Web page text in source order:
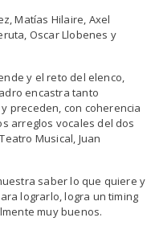
Matías Hilaire, Axel
Oscar Llobenes y
y el reto del elenco,
encastra tanto
preceden, con coherencia
arreglos vocales del dos
Musical, Juan
saber lo que quiere y
lograrlo, logra un timing
muy buenos.